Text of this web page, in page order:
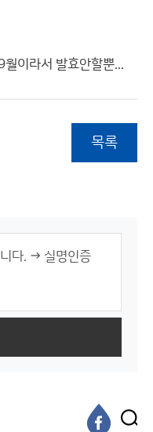
이라서 발효안할뿐...
목록